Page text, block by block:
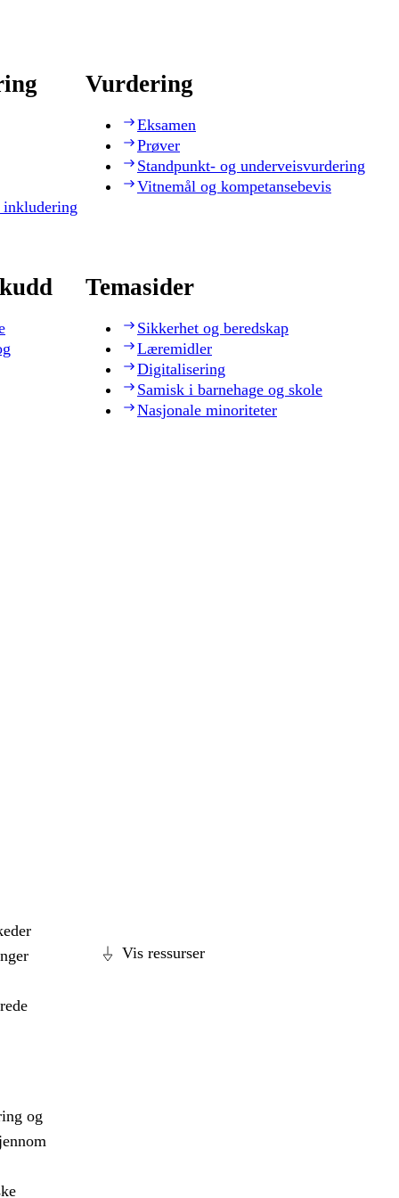
Vurdering
Eksamen
Prøver
Standpunkt- og underveisvurdering
Vitnemål og kompetansebevis
Temasider
Sikkerhet og beredskap
Læremidler
Digitalisering
Samisk i barnehage og skole
Nasjonale minoriteter
Vis ressurser
og